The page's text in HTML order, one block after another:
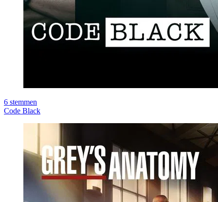
6 stemmen
Code Black